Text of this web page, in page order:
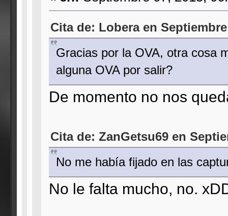
Cita de: Lobera en
Gracias por la OVA, otra cosa
alguna OVA por salir?
De momento no nos
Cita de: ZanGetsu69 en
No me había fijado en las
No le falta mucho, no.